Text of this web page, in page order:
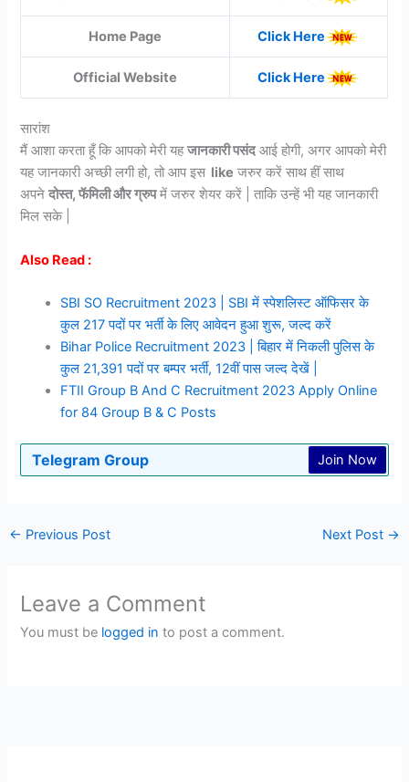
Home Page Click Here
Official Website Click Here
सारांश
मैं आशा करता हूँ कि आपको मेरी यहजानकारी पसंदआई होगी, अगर आपको मेरी
यह जानकारी अच्छी लगी हो, तो आप इस like जरुर करें साथ हीं साथ
अपनेदोस्त, फॅमिली और ग्रुपमें जरुर शेयर करें | ताकि उन्हें भी यह जानकारी
मिल सके |
Also Read :
SBI SO Recruitment 2023 | SBI में स्पेशलिस्ट ऑफिसर के
कुल 217 पदों पर भर्ती के लिए आवेदन हुआ शुरू, जल्द करें
Bihar Police Recruitment 2023 | बिहार में निकली पुलिस के
कुल 21,391 पदों पर बम्पर भर्ती, 12वीं पास जल्द देखें |
FTII Group B And C Recruitment 2023 Apply Online
for 84 Group B & C Posts
Telegram Group Join Now
← Previous Post Next Post →
Leave a Comment
You must be logged in to post a comment.